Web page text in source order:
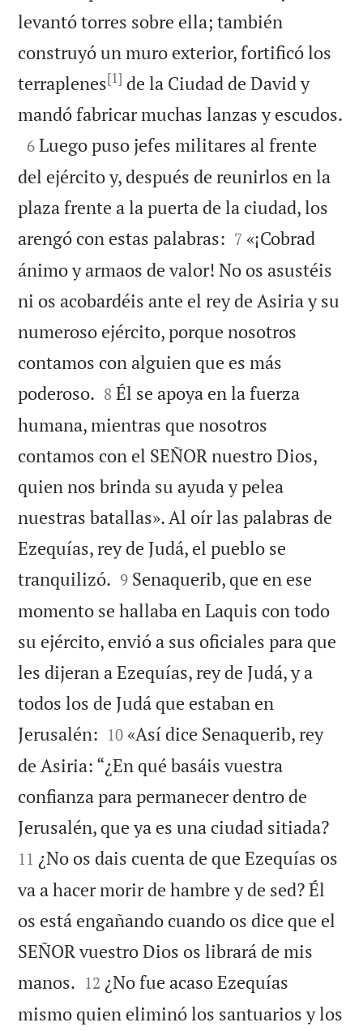
levantó torres sobre ella; también
construyó un muro exterior, fortificó los
terraplenes[1] de la Ciudad de David y
mandó fabricar muchas lanzas y escudos.

6 Luego puso jefes militares al frente
del ejército y, después de reunirlos en la
plaza frente a la puerta de la ciudad, los
arengó con estas palabras: 

7 «¡Cobrad
ánimo y armaos de valor! No os asustéis
ni os acobardéis ante el rey de Asiria y su
numeroso ejército, porque nosotros
contamos con alguien que es más
poderoso. 

8 Él se apoya en la fuerza
humana, mientras que nosotros
contamos con el SEÑOR nuestro Dios,
quien nos brinda su ayuda y pelea
nuestras batallas». Al oír las palabras de
Ezequías, rey de Judá, el pueblo se
tranquilizó. 

9 Senaquerib, que en ese
momento se hallaba en Laquis con todo
su ejército, envió a sus oficiales para que
les dijeran a Ezequías, rey de Judá, y a
todos los de Judá que estaban en
Jerusalén: 

10 «Así dice Senaquerib, rey
de Asiria: “¿En qué basáis vuestra
confianza para permanecer dentro de
Jerusalén, que ya es una ciudad sitiada?
11 ¿No os dais cuenta de que Ezequías os
va a hacer morir de hambre y de sed? Él
os está engañando cuando os dice que el
SEÑOR vuestro Dios os librará de mis
manos. 

12 ¿No fue acaso Ezequías
mismo quien eliminó los santuarios y los